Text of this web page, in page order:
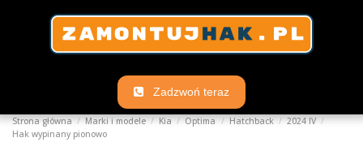
Zadzwoń teraz
Strona główna Marki i modele Kia Optima Hatchback
2024 IV
Hak wypinany pionowo